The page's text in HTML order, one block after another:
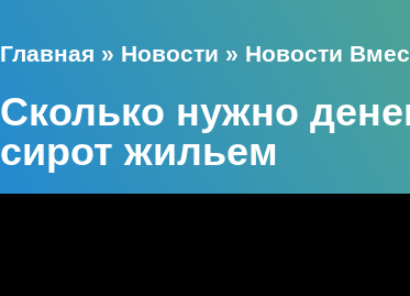
Главная » Новости » Новости
Сколько нужно
сирот жильем